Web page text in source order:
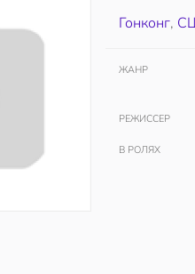
Гонконг,
ЖАНР
РЕЖИССЕР
В РОЛЯХ